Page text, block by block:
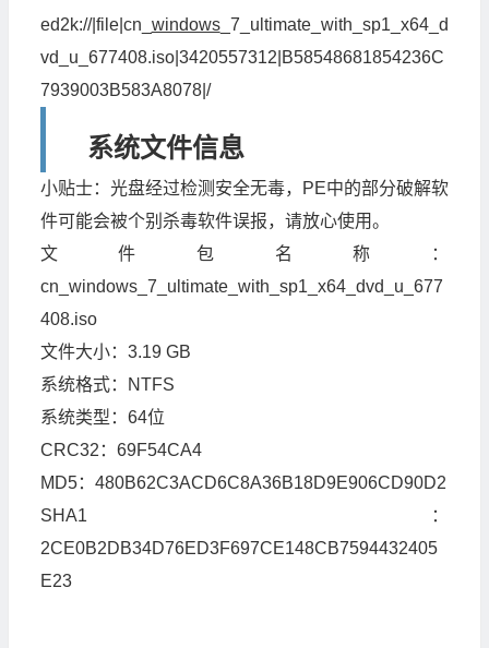
ed2k://|file|cn_ windows_7_ultimate_with_sp1_x64_d
vd_u_677408.iso|3420557312|B58548681854236C
7939003B583A8078|/
系统文件信息
小贴士：光盘经过检测安全无毒，PE中的部分破解软
件可能会被个别杀毒软件误报，请放心使用。
文件包名称：
cn_windows_7_ultimate_with_sp1_x64_dvd_u_677
408.iso
文件大小：3.19 GB
系统格式：NTFS
系统类型：64位
CRC32：69F54CA4
MD5：480B62C3ACD6C8A36B18D9E906CD90D2
SHA1：
2CE0B2DB34D76ED3F697CE148CB7594432405
E23